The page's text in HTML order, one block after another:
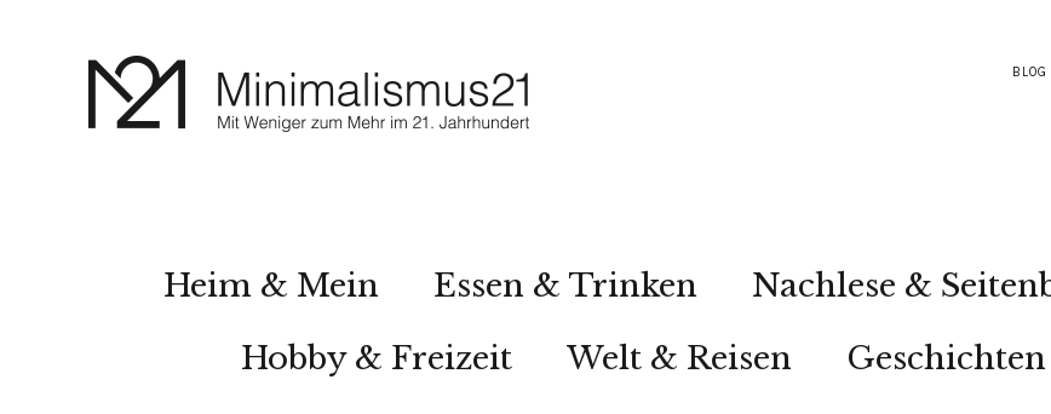
BLOG
Heim & Mein Essen & Trinken Nachlese &
Hobby & Freizeit
Welt & Reisen